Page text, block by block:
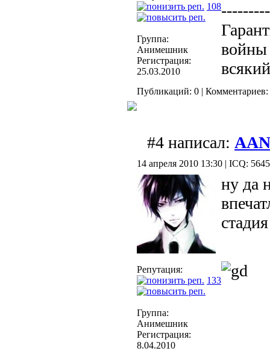
108
Группа:
Анимешник
Регистрация:
25.03.2010
войны
Публикаций: 0 | Комментариев:
#4 написал:
14 апреля 2010 13:30 | ICQ:
Репутация:
133
Группа:
Анимешник
Регистрация:
8.04.2010
ну да